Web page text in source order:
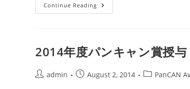
Continue Reading 国
内
1
回
の
血
で
2014年度パンキャン賞授与
Postadmin
PostAugust 2, 2014
PostPanCAN